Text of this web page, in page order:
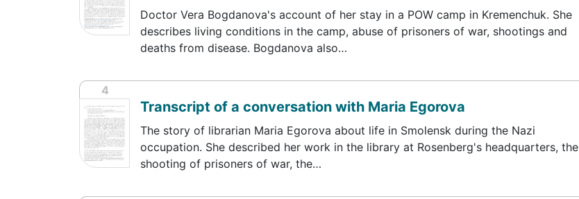
Doctor Vera Bogdanova's account of her stay in a POW camp in Kremenchuk. She
describes living conditions in the camp, abuse of prisoners of war, shootings and
deaths from disease. Bogdanova also…
4
Transcript of a conversation with Maria Egorova
The story of librarian Maria Egorova about life in Smolensk during the Nazi
occupation. She described her work in the library at Rosenberg's headquarters, the
shooting of prisoners of war, the…